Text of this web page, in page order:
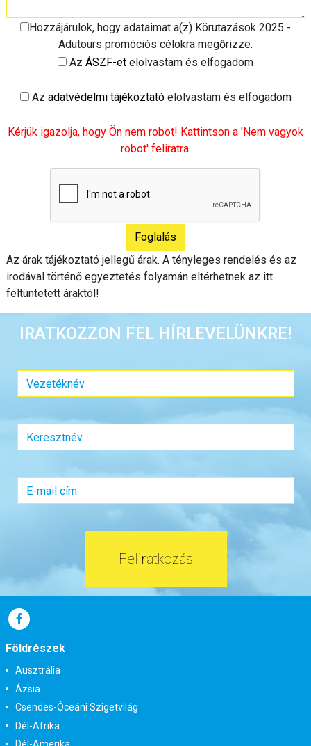
Hozzájárulok, hogy adataimat a(z) Körutazások 2025 -
Adutours promóciós célokra megőrizze.
Az ÁSZF-et elolvastam és elfogadom
Az adatvédelmi tájékoztatóelolvastam és elfogadom
Kérjük igazolja, hogy Ön nem robot! Kattintson a 'Nem vagyok
robot' feliratra.
Az árak tájékoztató jellegű árak. A tényleges rendelés és az
irodával történő egyeztetés folyamán eltérhetnek az itt
feltüntetett áraktól!
IRATKOZZON FEL HÍRLEVELÜNKRE!
Feliratkozás
Földrészek
Ausztrália
Ázsia
Csendes-Óceáni Szigetvilág
Dél-Afrika